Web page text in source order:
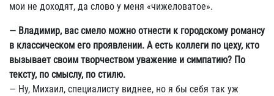
мои не доходят, да слово у меня «чижеловатое».
— Владимир, вас смело можно отнести к городскому романсу
в классическом его проявлении. А есть коллеги по цеху, кто
вызывает своим творчеством уважение и симпатию? По
тексту, по смыслу, по стилю.
— Ну, Михаил, специалисту виднее, но я бы себя так уж